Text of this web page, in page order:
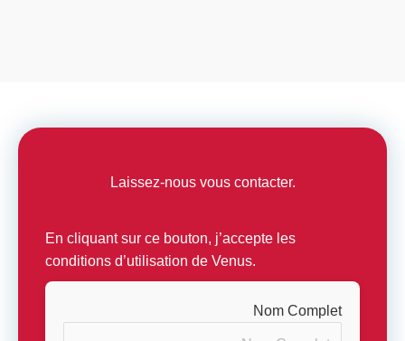
Laissez-nous vous contacter.
En cliquant sur ce bouton, j’accepte les
conditions d’utilisation de Venus.
Nom Complet